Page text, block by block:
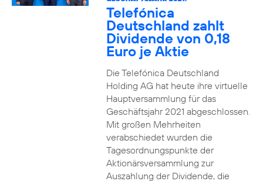
Telefónica
Deutschland zahlt
Dividende von 0,18
Euro je Aktie
Die Telefónica Deutschland
Holding AG hat heute ihre virtuelle
Hauptversammlung für das
Geschäftsjahr 2021 abgeschlossen.
Mit großen Mehrheiten
verabschiedet wurden die
Tagesordnungspunkte der
Aktionärsversammlung zur
Auszahlung der Dividende, die